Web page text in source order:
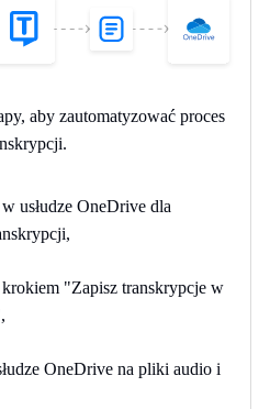
aby zautomatyzować proces
usłudze OneDrive dla
"Zapisz transkrypcje w
OneDrive na pliki audio i